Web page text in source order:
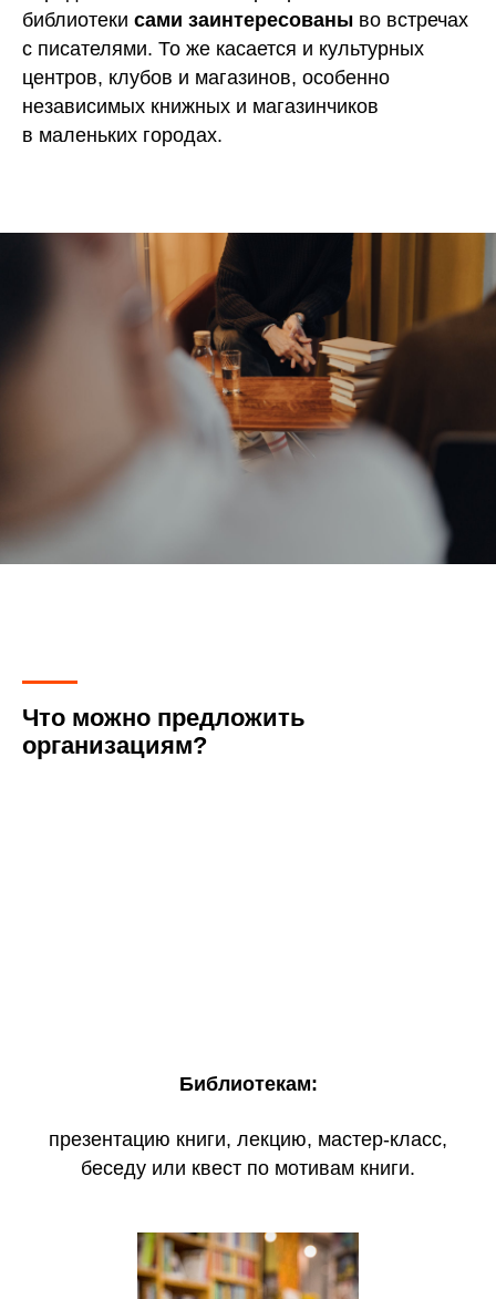
библиотеки сами заинтересованы во встречах
с писателями. То же касается и культурных
центров, клубов и магазинов, особенно
независимых книжных и магазинчиков
в маленьких городах.
Что можно предложить
организациям?
Библиотекам:
презентацию книги, лекцию, мастер-класс,
беседу или квест по мотивам книги.